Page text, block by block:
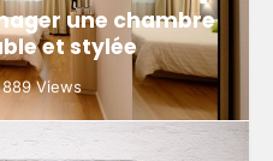
une chambre
et stylée
Views